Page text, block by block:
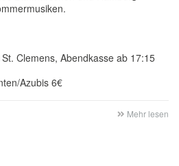
Clemens, Abendkasse ab 17:15
Azubis 6€
Mehr lesen